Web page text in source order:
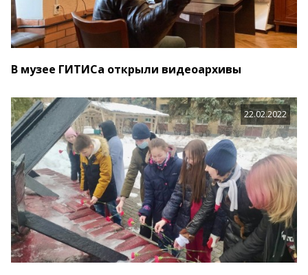
В музее ГИТИСа открыли видеоархивы
22.02.2022